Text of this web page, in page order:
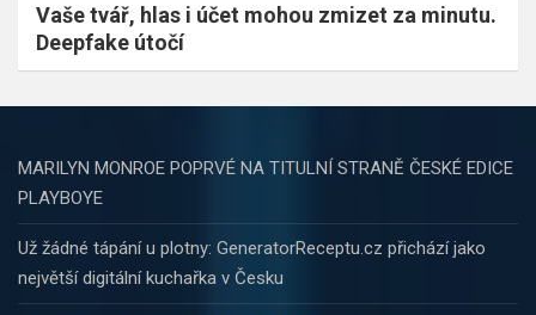
Vaše tvář, hlas i účet mohou zmizet za minutu.
Deepfake útočí
MARILYN MONROE POPRVÉ NA TITULNÍ STRANĚ ČESKÉ EDICE
PLAYBOYE
Už žádné tápání u plotny: GeneratorReceptu.cz přichází jako
největší digitální kuchařka v Česku